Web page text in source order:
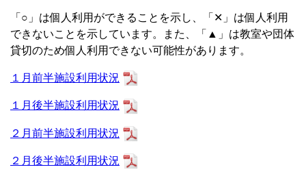
「○」は個人利用ができることを示し、「✕」は個人利用
できないことを示しています。また、「▲」は教室や団体
貸切のため個人利用できない可能性があります。
１月前半施設利用状況
１月後半施設利用状況
２月前半施設利用状況
２月後半施設利用状況